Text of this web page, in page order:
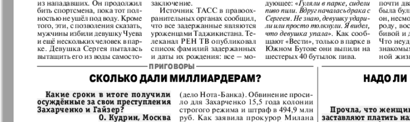
Домашний
кулинар
Домашний
ресторан
Дублин
инфоцентр
Европа экспресс
Европейский
меридиан
ExPress
Закон и люди
Зарубежные
записки
Здоровье